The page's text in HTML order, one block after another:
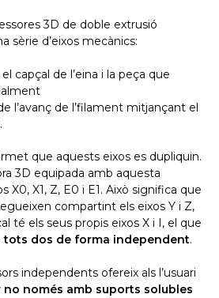
3D de doble extrusió
sèrie d’eixos mecànics:
capçal de l’eina i la peça que
l’avanç de l’filament mitjançant el
que aquests eixos es dupliquin.
3D equipada amb aquesta
X0, X1, Z, E0 i E1. Això significa que
compartint els eixos Y i Z,
té els seus propis eixos X i I, el que
tots dos de forma independent.
independents ofereix als l’usuari
no només amb suports solubles